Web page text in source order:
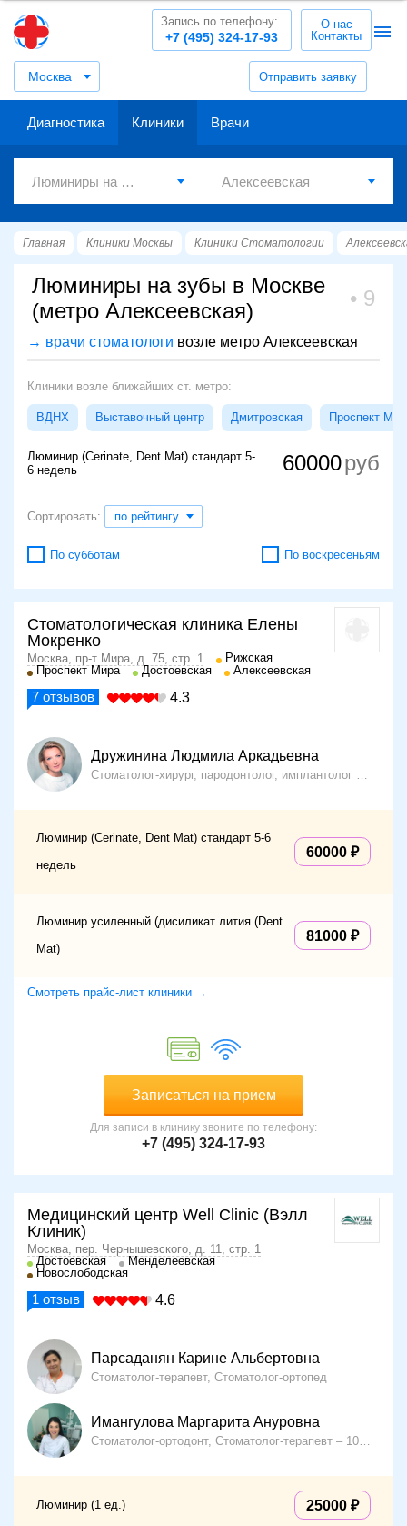
Москва Отправить заявку
+7 (495) 324-17-93
Запись по телефону:
О нас
Контакты
Диагностика Клиники Врачи
Главная Клиники Москвы Клиники Стоматологии
Люминиры на зубы в Москве
(метро Алексеевская)
9
→ врачи стоматологи возле метро Алексеевская
Клиники возле ближайших ст. метро:
ВДНХ Выставочный центр Дмитровская Проспект
Люминир (Cerinate, Dent Mat) стандарт 5-
6 недель
60000
Сортировать: по рейтингу
По субботам По воскресеньям
Стоматологическая клиника Елены
Мокренко
Москва, пр-т Мира, д. 75, стр. 1
Рижская
Проспект Мира
Достоевская Алексеевская
7 отзывов 4.3
Дружинина Людмила Аркадьевна
Стоматолог-хирург, пародонтолог, имплантолог 28 лет
Люминир (Cerinate, Dent Mat) стандарт 5-6
недель
60000
Люминир усиленный (дисиликат лития (Dent
Mat)
81000
Смотреть прайс-лист клиники →
Записаться на прием
Для записи в клинику звоните по телефону:
+7 (495) 324-17-93
Медицинский центр Well Clinic (Вэлл
Клиник)
Москва, пер. Чернышевского, д. 11, стр. 1
Достоевская
Менделеевская
Новослободская
1 отзыв 4.6
Парсаданян Карине Альбертовна
Стоматолог-терапевт, Стоматолог-ортопед
Имангулова Маргарита Ануровна
Стоматолог-ортодонт, Стоматолог-терапевт 10 лет опыта
Люминир (1 ед.) 25000